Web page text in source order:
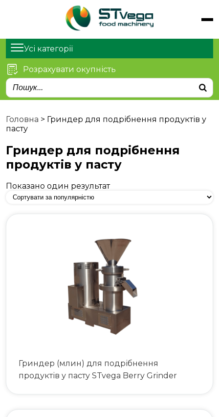
Обладнання
Продукти
Статті
Про нас
Контакти
м. Київ, просп. Степана
sales@stvega.net
073 808 00 24
Усі категорії
Розрахувати окупність
Головна > Гриндер для подрібнення продуктів у
пасту
Гриндер для подрібнення
продуктів у пасту
Показано один результат
Гриндер (млин) для подрібнення
продуктів у пасту STvega Berry Grinder